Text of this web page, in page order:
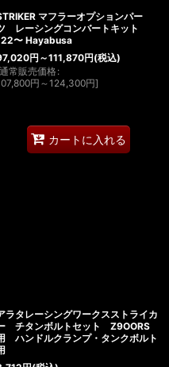
マフラーオプションパー
レーシングコンバートキット
〜 Hayabusa
円 ～111,870円(税込)
通常販売価格 :
円 ～124,300円]
カートに入れる
ラタレーシングワークスストライカ
チタンボルトセット Z9OORS
ハンドルクランプ・タンクボルト